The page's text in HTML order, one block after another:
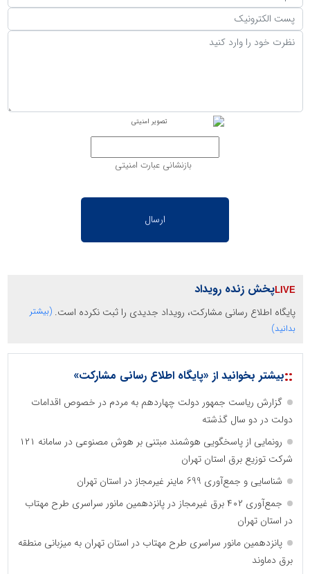
بازنشانی عبارت امنیتی
پخش زنده رویداد
پایگاه اطلاع رسانی مشارکت، رویداد جدیدی را ثبت نکرده است. (بیشتر
بدانید)
::بیشتر بخوانید از «پایگاه اطلاع رسانی مشارکت»
گزارش ریاست جمهور دولت چهاردهم به مردم در خصوص اقدامات
دولت در دو سال گذشته
رونمایی از پاسخگویی هوشمند مبتنی بر هوش مصنوعی در سامانه ۱۲۱
شرکت توزیع برق استان تهران
شناسایی و جمع‌آوری 699 ماینر غیرمجاز در استان تهران
جمع‌آوری ۴۰۲ برق غیرمجاز در پانزدهمین مانور سراسری طرح مهتاب
در استان تهران
پانزدهمین مانور سراسری طرح مهتاب در استان تهران به میزبانی منطقه
برق دماوند